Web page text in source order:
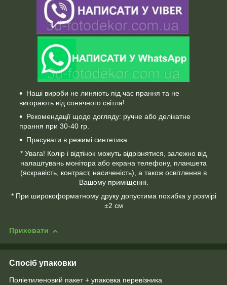
Наші вироби не линяють під час прання та не
вигорають від сонячного світла!
Рекомендації щодо догляду: ручне або делікатне
прання при 30-40 гр.
Прасувати в режимі синтетика.
* Увага! Колір і відтінок можуть відрізнятися, залежно від
налаштувань монітора або екрана телефону, планшета
(яскравість, контраст, насиченість), а також освітлення в
Вашому приміщенні.
* При широкоформатному друку допустима похибка у розмірі
±2 см
Приховати
Спосіб упаковки
Поліетиленовий пакет + упаковка перевізника